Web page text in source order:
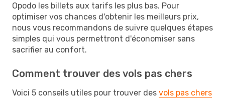
Opodo les billets aux tarifs les plus bas. Pour
optimiser vos chances d'obtenir les meilleurs prix,
nous vous recommandons de suivre quelques étapes
simples qui vous permettront d'économiser sans
sacrifier au confort.
Comment trouver des vols pas chers
Voici 5 conseils utiles pour trouver des vols pas chers